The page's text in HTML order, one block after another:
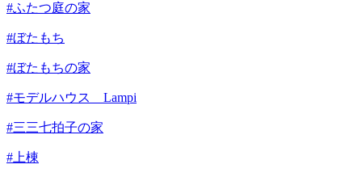
#ふたつ庭の家
#ぼたもち
#ぼたもちの家
#モデルハウス Lampi
#三三七拍子の家
#上棟